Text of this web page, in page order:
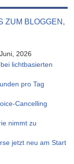
ZUM BLOGGEN,
2026
lichtbasierten
pro Tag
Cancelling
nimmt zu
jetzt neu am Start